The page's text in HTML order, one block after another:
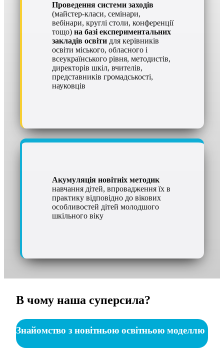
Проведення системи заходів
(майстер-класи, семінари,
вебінари, круглі столи, конференції
тощо) на базі експериментальних
закладів освітидля керівників
освіти міського, обласного і
всеукраїнського рівня, методистів,
директорів шкіл, вчителів,
представників громадськості,
науковців
Акумуляція новітніх методик
навчання дітей, впровадження їх в
практику відповідно до вікових
особливостей дітей молодшого
шкільного віку
В чому наша суперсила?
Знайомство з новітньою освітньою моделлю